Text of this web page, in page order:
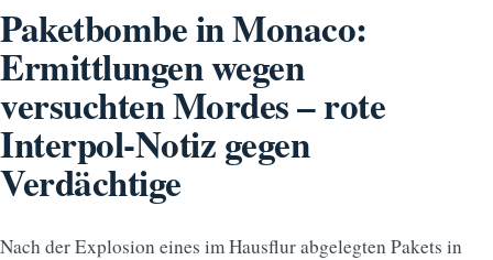
Paketbombe in Monaco:
Ermittlungen wegen
versuchten Mordes – rote
Interpol-Notiz gegen
Verdächtige
Nach der Explosion eines im Hausflur abgelegten Pakets in